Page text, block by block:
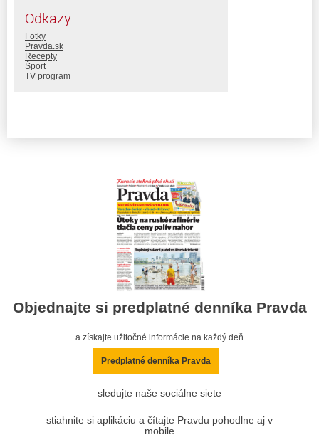
Odkazy
Fotky
Pravda.sk
Recepty
Šport
TV program
Objednajte si predplatné denníka Pravda
a získajte užitočné informácie na každý deň
Predplatné denníka Pravda
sledujte naše sociálne siete
stiahnite si aplikáciu a čítajte Pravdu pohodlne aj v
mobile